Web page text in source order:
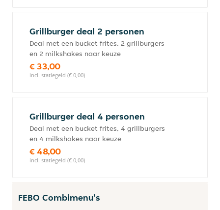
Grillburger deal 2 personen
Deal met een bucket frites, 2 grillburgers
en 2 milkshakes naar keuze
€ 33,00
incl. statiegeld (€ 0,00)
Grillburger deal 4 personen
Deal met een bucket frites, 4 grillburgers
en 4 milkshakes naar keuze
€ 48,00
incl. statiegeld (€ 0,00)
FEBO Combimenu's